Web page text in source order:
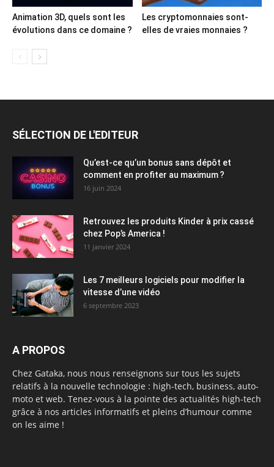
Animation 3D, quels sont les
évolutions dans ce domaine ?
Les cryptomonnaies sont-
elles de vraies monnaies ?
SÉLECTION DE L'EDITEUR
Qu’est-ce qu’un bonus sans dépôt et
comment en profiter au maximum ?
16 juin 2024
Retrouvez les produits Kinder à prix cassé
chez Pop’s America !
11 janvier 2024
Les 7 meilleurs logiciels pour modifier la
vitesse d’une vidéo
6 septembre 2023
A PROPOS
Chez Gataka, nous nous renseignons sur tous les sujets
relatifs à la nouvelle technologie : high-tech, business, auto-
moto et web. Tenez-vous à la pointe des actualités high-tech
grâce à nos articles informatifs et pleins d’humour comme
on les aime !